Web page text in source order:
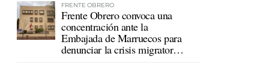
FRENTE OBRERO
Frente Obrero convoca una
concentración ante la
Embajada de Marruecos para
denunciar la crisis migratoria